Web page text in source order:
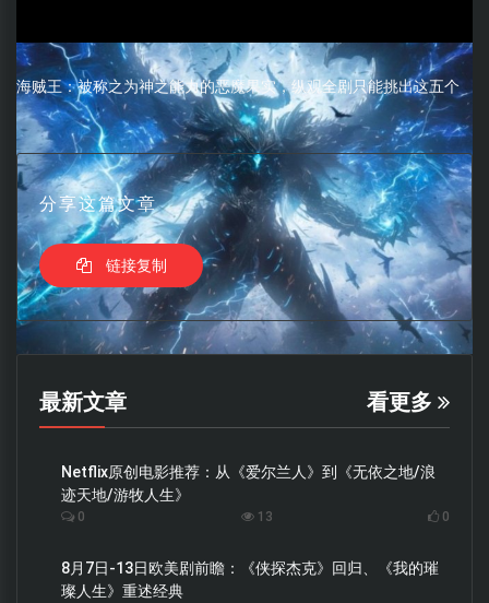
海贼王：被称之为神之能力的恶魔果实，纵观全剧只能挑出这五个
分享这篇文章
链接复制
最新文章 看更多
Netflix原创电影推荐：从《爱尔兰人》到《无依之地/浪
迹天地/游牧人生》
0 13 0
8月7日-13日欧美剧前瞻：《侠探杰克》回归、《我的璀
璨人生》重述经典